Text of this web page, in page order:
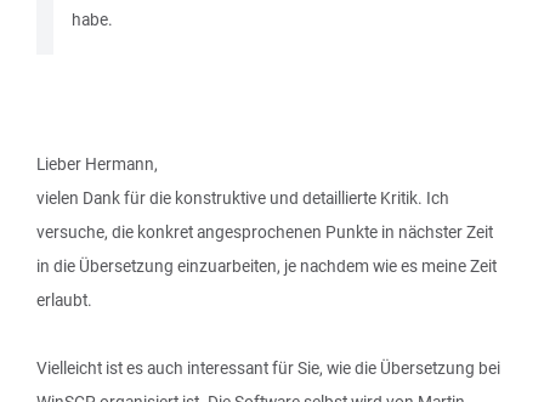
habe.
Lieber Hermann,
vielen Dank für die konstruktive und detaillierte Kritik. Ich
versuche, die konkret angesprochenen Punkte in nächster Zeit
in die Übersetzung einzuarbeiten, je nachdem wie es meine Zeit
erlaubt.
Vielleicht ist es auch interessant für Sie, wie die Übersetzung bei